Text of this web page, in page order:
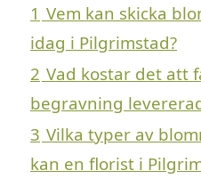
1 Vem kan skicka
idag i Pilgrimstad?
2 Vad kostar det att
begravning
3 Vilka typer av
kan en florist i